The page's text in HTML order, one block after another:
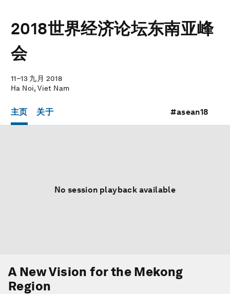
2018世界经济论坛东南亚峰
会
11–13 九月 2018
Ha Noi, Viet Nam
主页 关于 #asean18
No session playback available
A New Vision for the Mekong
Region